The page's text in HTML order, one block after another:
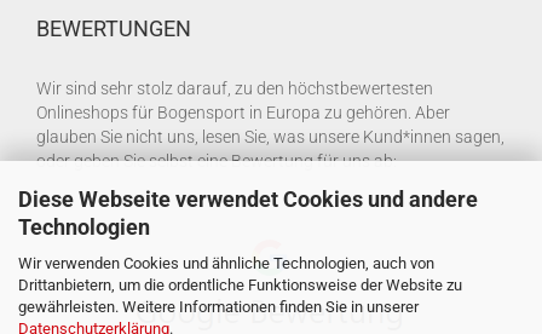
Diese Webseite verwendet Cookies und andere
Technologien
Wir verwenden Cookies und ähnliche Technologien, auch von
Drittanbietern, um die ordentliche Funktionsweise der Website zu
gewährleisten. Weitere Informationen finden Sie in unserer
Datenschutzerklärung.
BEWERTUNGEN
Wir sind sehr stolz darauf, zu den höchstbewertesten
Onlineshops für Bogensport in Europa zu gehören. Aber
glauben Sie nicht uns, lesen Sie, was unsere Kund*innen sagen,
oder geben Sie selbst eine Bewertung für uns ab: